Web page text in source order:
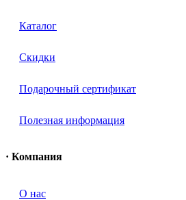
Каталог
Скидки
Подарочный сертификат
Полезная информация
· Компания
О нас